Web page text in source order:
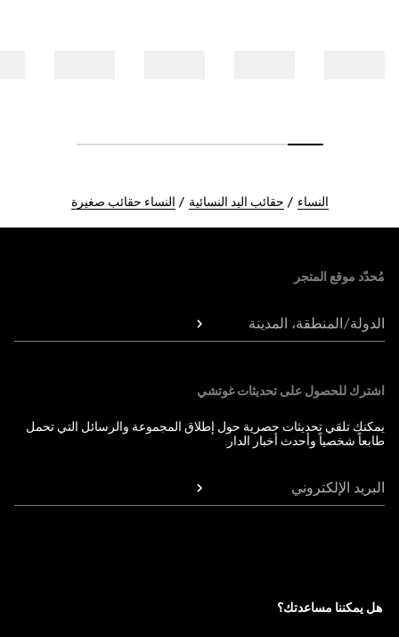
النساء حقائب اليد النسائية النساء حقائب صغيرة
مُحدّد موقع المتجر
الدولة/المنطقة، المدينة
اشترك للحصول على تحديثات غوتشي
يمكنك تلقي تحديثات حصرية حول إطلاق المجموعة والرسائل التي تحمل
طابعاً شخصياً وأحدث أخبار الدار.
البريد الإلكتروني
هل يمكننا مساعدتك؟